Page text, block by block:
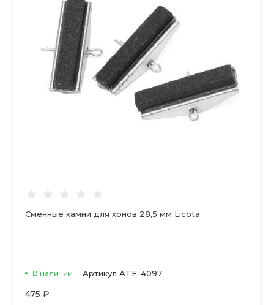
Сменные камни для хонов 28,5 мм Licota
В наличии Артикул ATE-4097
475 ₽